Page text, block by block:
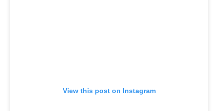
View this post on Instagram